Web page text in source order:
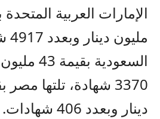
السعودية
دينار وبعدد 406 شهادات.